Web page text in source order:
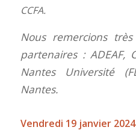
CCFA.
Nous remercions
partenaires : ADEAF,
Nantes Université
Nantes.
Vendredi 19 janvier 2024